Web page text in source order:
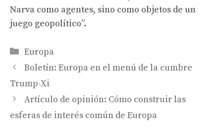
Narva como agentes, sino como objetos de un
juego geopolítico”.
Categories
Europa
Boletín: Europa en el menú de la cumbre
Trump-Xi
Artículo de opinión: Cómo construir las
esferas de interés común de Europa